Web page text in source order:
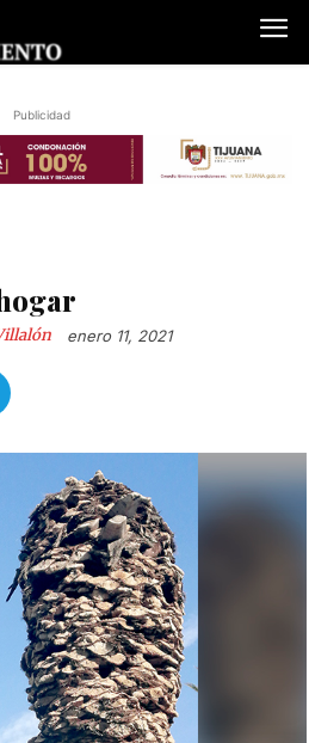
Publicidad
enero 11, 2021